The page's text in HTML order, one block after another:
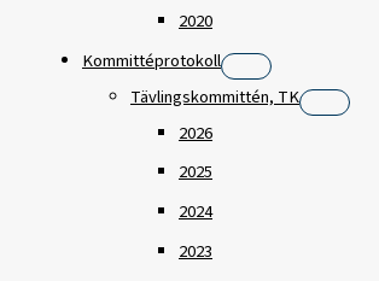
2020
Kommittéprotokoll
Tävlingskommittén, TK
2026
2025
2024
2023